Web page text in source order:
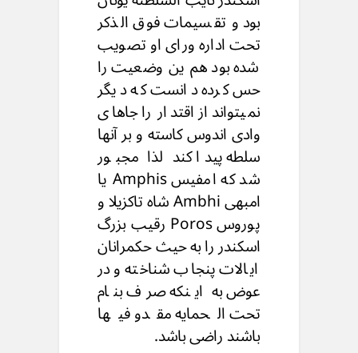
بود و تقسیمات فوق الذکر
تحت اداره ورای او تصویب
شده بود هم ین وضعیت را
حس کرده دانست که دیگر
نمیتواند از اقتدار را جاهای
وادی اندوس کاسته و بر آنها
سلطه پیدا کند لذا مجبور
شد که امفیس Amphis یا
امبهی Ambhi شاه تاکزیلا و
پوروس Poros رقیب بزرگ
اسکندر را به حیث حکمرانان
ایالات پنجاب شناخته و در
عوض به اینکه صرف بنام
تحت الحمایه مقدو فیها
باشند راضی باشد.